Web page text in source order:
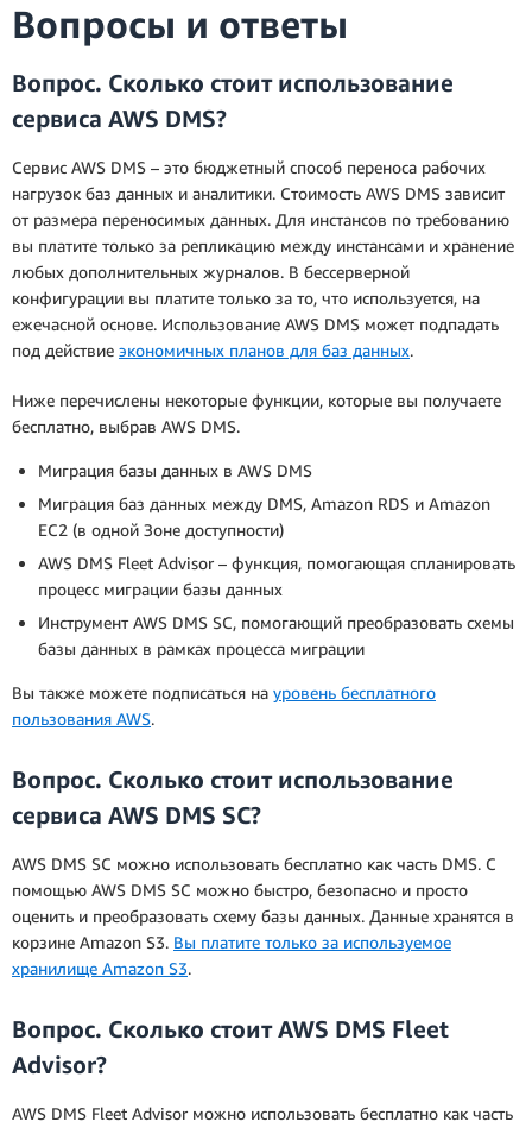
Вопросы и ответы
Вопрос. Сколько стоит использование
сервиса AWS DMS?
Сервис AWS DMS – это бюджетный способ переноса рабочих
нагрузок баз данных и аналитики. Стоимость AWS DMS зависит
от размера переносимых данных. Для инстансов по требованию
вы платите только за репликацию между инстансами и хранение
любых дополнительных журналов. В бессерверной
конфигурации вы платите только за то, что используется, на
ежечасной основе. Использование AWS DMS может подпадать
под действие экономичных планов для баз данных.
Ниже перечислены некоторые функции, которые вы получаете
бесплатно, выбрав AWS DMS.
Миграция базы данных в AWS DMS
Миграция баз данных между DMS, Amazon RDS и Amazon
EC2 (в одной Зоне доступности)
AWS DMS Fleet Advisor – функция, помогающая спланировать
процесс миграции базы данных
Инструмент AWS DMS SC, помогающий преобразовать схемы
базы данных в рамках процесса миграции
Вы также можете подписаться на уровень бесплатного
пользования AWS.
Вопрос. Сколько стоит использование
сервиса AWS DMS SC?
AWS DMS SC можно использовать бесплатно как часть DMS. С
помощью AWS DMS SC можно быстро, безопасно и просто
оценить и преобразовать схему базы данных. Данные хранятся в
корзине Amazon S3. Вы платите только за используемое
хранилище Amazon S3.
Вопрос. Сколько стоит AWS DMS Fleet
Advisor?
AWS DMS Fleet Advisor можно использовать бесплатно как часть